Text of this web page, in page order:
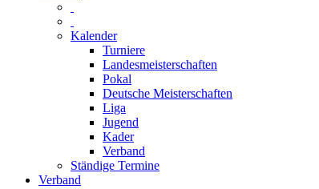
Kalender
Turniere
Landesmeisterschaften
Pokal
Deutsche Meisterschaften
Liga
Jugend
Kader
Verband
Ständige Termine
Verband